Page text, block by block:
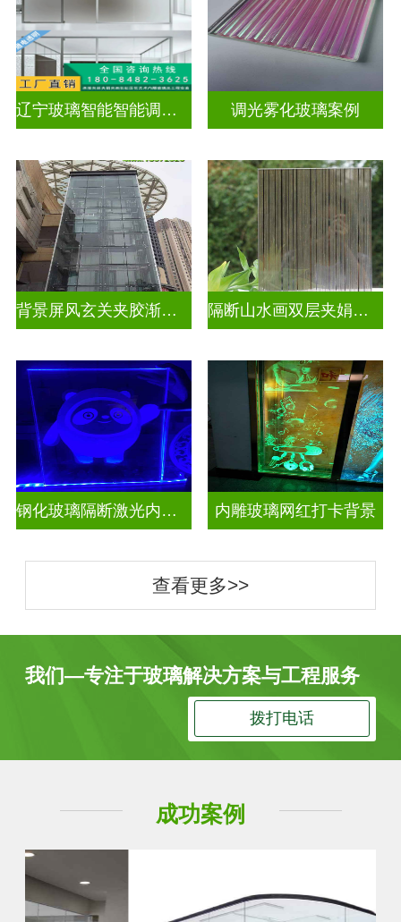
辽宁玻璃智能智能调光玻璃电控玻璃价格表最新 调光雾化玻璃案例
背景屏风玄关夹胶渐变玻璃 隔断山水画双层夹娟玻璃
钢化玻璃隔断激光内雕发光玻璃背景墙 内雕玻璃网红打卡背景
查看更多>>
我们—专注于玻璃解决方案与工程服务
拨打电话
成功案例